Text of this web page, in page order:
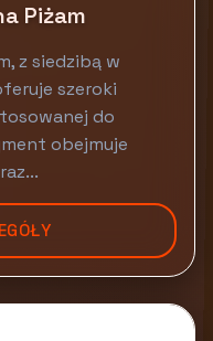
Piżam
z siedzibą w
szeroki
do
obejmuje